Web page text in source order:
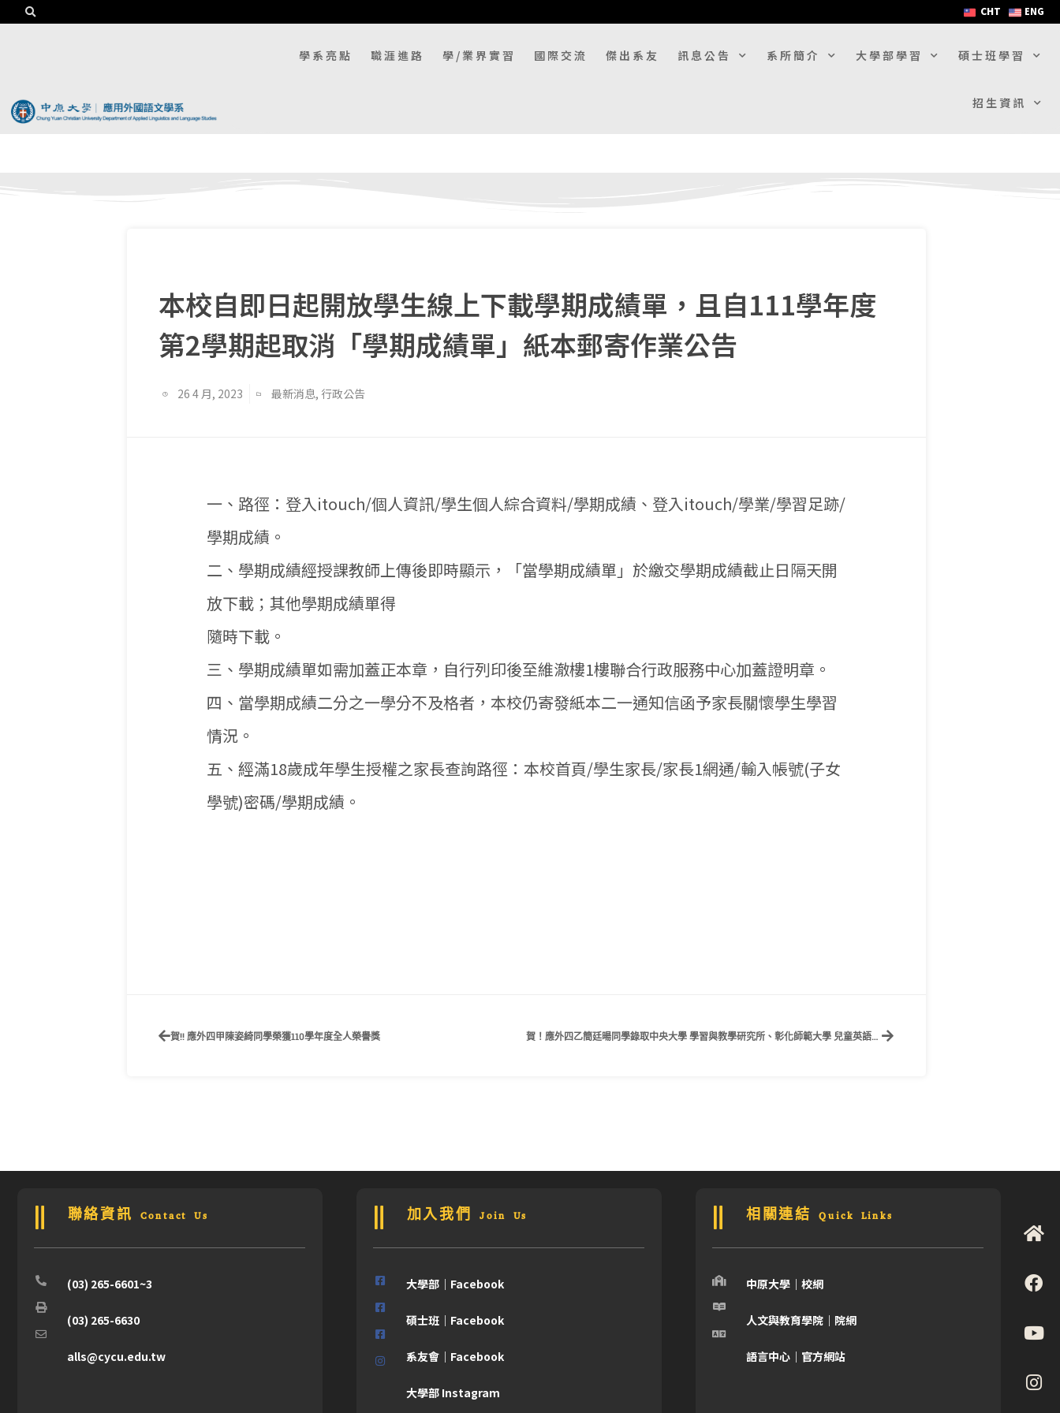
CHT ENG
學系亮點 職涯進路 學/業界實習 國際交流 傑出系友 訊息公告 系所簡介 大學部學習 碩士班學習
招生資訊
本校自即日起開放學生線上下載學期成績單，且自111學年度
第2學期起取消「學期成績單」紙本郵寄作業公告
26 4 月, 2023 最新消息, 行政公告
一、路徑：登入itouch/個人資訊/學生個人綜合資料/學期成績、登入itouch/學業/學習足跡/
學期成績。
二、學期成績經授課教師上傳後即時顯示，「當學期成績單」於繳交學期成績截止日隔天開
放下載；其他學期成績單得
隨時下載。
三、學期成績單如需加蓋正本章，自行列印後至維澈樓1樓聯合行政服務中心加蓋證明章。
四、當學期成績二分之一學分不及格者，本校仍寄發紙本二一通知信函予家長關懷學生學習
情況。
五、經滿18歲成年學生授權之家長查詢路徑：本校首頁/學生家長/家長1網通/輸入帳號(子女
學號)密碼/學期成績。
賀!! 應外四甲陳姿綺同學榮獲110學年度全人榮譽獎 賀！應外四乙簡廷暘同學錄取中央大學 學習與教學研究所、彰化師範大學 兒童英語研究所、台北教育大學 兒童英語教育學系碩士班、中原大學 應用外國語文學系碩士班
聯絡資訊 Contact Us
(03) 265-6601~3
(03) 265-6630
alls@cycu.edu.tw
加入我們 Join Us
大學部｜Facebook
碩士班｜Facebook
系友會｜Facebook
大學部 Instagram
相關連結 Quick Links
中原大學｜校網
人文與教育學院｜院網
語言中心｜官方網站